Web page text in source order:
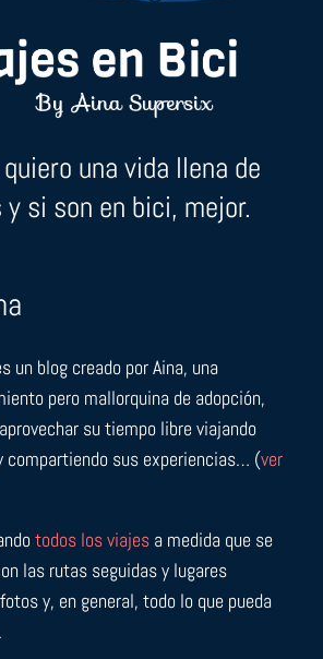
una vida llena de
si son en bici, mejor.
un blog creado por Aina, una
pero mallorquina de adopción,
su tiempo libre viajando
compartiendo sus experiencias… (ver
todos los viajes a medida que se
las rutas seguidas y lugares
y, en general, todo lo que pueda